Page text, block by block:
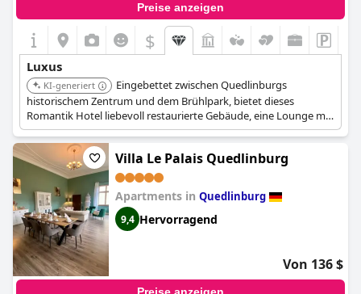
Preise anzeigen
$
Luxus
KI-generiert
Eingebettet zwischen Quedlinburgs
historischem Zentrum und dem Brühlpark, bietet dieses
Romantik Hotel liebevoll restaurierte Gebäude, eine Lounge mit
Kamin und handbemalte Wände. Das Restaurant 'Le Mariage'
bietet exklusive Gourmetmenüs für ein anspruchsvolles
kulinarisches Erlebnis.Villa Le Palais Quedlinburg
Apartments in Quedlinburg
9,4 Hervorragend
Von 136 $